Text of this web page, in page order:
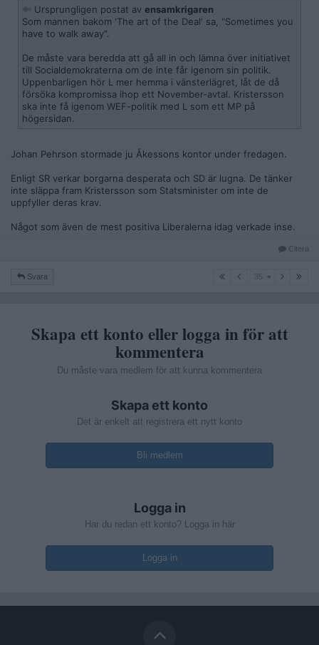
Ursprungligen postat av ensamkrigaren
Som mannen bakom 'The art of the Deal' sa, "Sometimes you
have to walk away".
De måste vara beredda att gå all in och lämna över initiativet
till Socialdemokraterna om de inte får igenom sin politik.
Uppenbarligen hör L mer hemma i vänsterlägret, låt de då
försöka kompromissa ihop ett November-avtal. Kristersson
ska inte få igenom WEF-politik med L som ett MP på
högersidan.
Johan Pehrson stormade ju Åkessons kontor under fredagen.
Enligt SR verkar borgarna desperata och SD är lugna. De tänker
inte släppa fram Kristersson som Statsminister om inte de
uppfyller deras krav.
Något som även de mest positiva Liberalerna idag verkade inse.
Citera
Svara 35
Skapa ett konto eller logga in för att
kommentera
Du måste vara medlem för att kunna kommentera
Skapa ett konto
Det är enkelt att registrera ett nytt konto
Bli medlem
Logga in
Har du redan ett konto? Logga in här
Logga in